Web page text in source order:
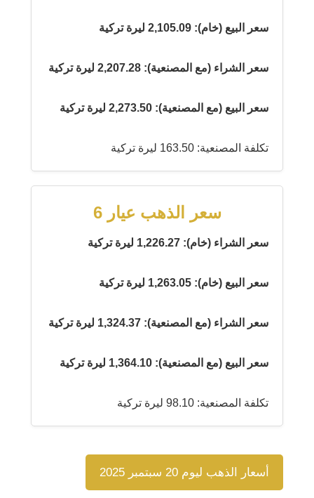
سعر البيع (خام): 2,105.09 ليرة تركية
سعر الشراء (مع المصنعية): 2,207.28 ليرة تركية
سعر البيع (مع المصنعية): 2,273.50 ليرة تركية
تكلفة المصنعية: 163.50 ليرة تركية
سعر الذهب عيار 6
سعر الشراء (خام): 1,226.27 ليرة تركية
سعر البيع (خام): 1,263.05 ليرة تركية
سعر الشراء (مع المصنعية): 1,324.37 ليرة تركية
سعر البيع (مع المصنعية): 1,364.10 ليرة تركية
تكلفة المصنعية: 98.10 ليرة تركية
أسعار الذهب ليوم 20 سبتمبر 2025